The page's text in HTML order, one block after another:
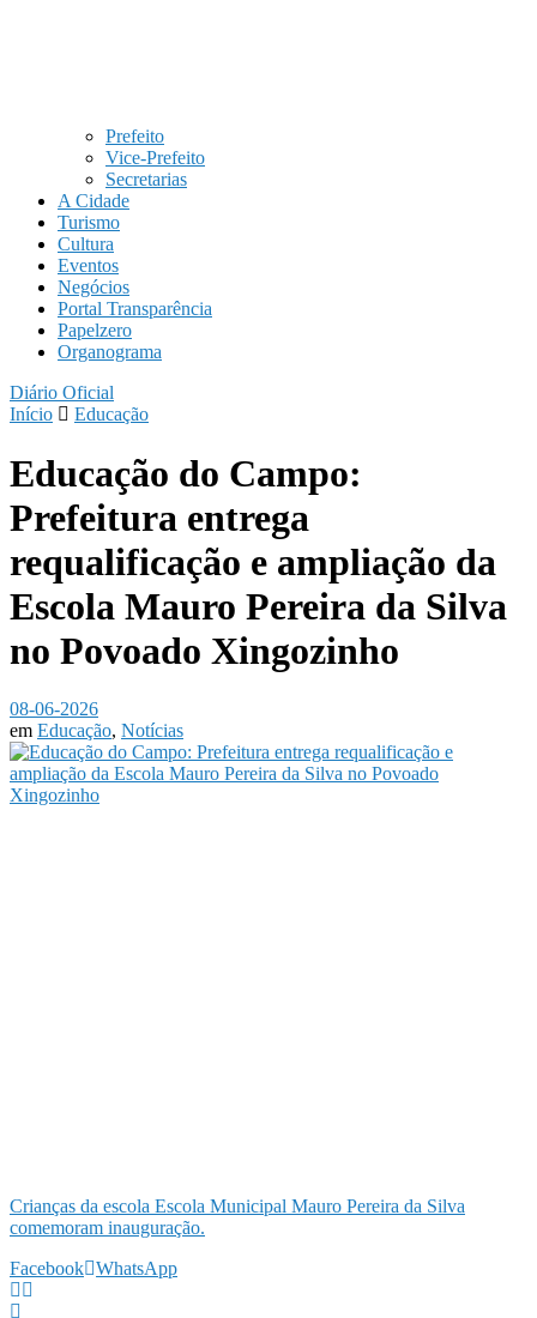
Prefeito
Vice-Prefeito
Secretarias
A Cidade
Turismo
Cultura
Eventos
Negócios
Portal Transparência
Papelzero
Organograma
Diário Oficial
Início
Educação
Educação do Campo:
Prefeitura entrega
requalificação e ampliação da
Escola Mauro Pereira da Silva
no Povoado Xingozinho
08-06-2026
em Educação, Notícias
Crianças da escola Escola Municipal Mauro Pereira da Silva
comemoram inauguração.
Facebook WhatsApp